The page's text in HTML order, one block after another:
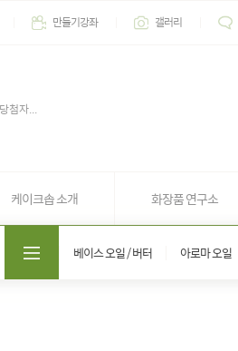
만들기강좌 갤러리
첨자...
케이크솝 소개 화장품 연구소
베이스 오일 / 버터 아로마 오일